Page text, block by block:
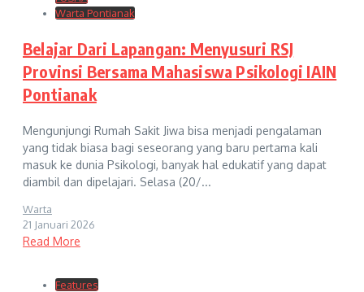
Warta Pontianak
Belajar Dari Lapangan: Menyusuri RSJ
Provinsi Bersama Mahasiswa Psikologi IAIN
Pontianak
Mengunjungi Rumah Sakit Jiwa bisa menjadi pengalaman
yang tidak biasa bagi seseorang yang baru pertama kali
masuk ke dunia Psikologi, banyak hal edukatif yang dapat
diambil dan dipelajari. Selasa (20/...
Warta
21 Januari 2026
Read More
Features